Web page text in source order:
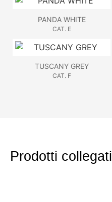
PANDA WHITE
CAT. E
TUSCANY GREY
CAT. F
Prodotti collegati